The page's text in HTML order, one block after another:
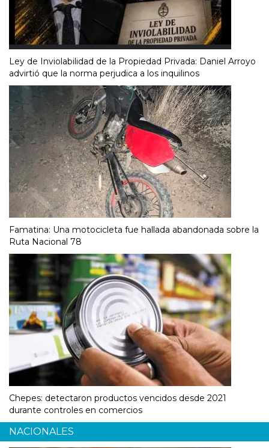
Ley de Inviolabilidad de la Propiedad Privada: Daniel Arroyo
advirtió que la norma perjudica a los inquilinos
Famatina: Una motocicleta fue hallada abandonada sobre la
Ruta Nacional 78
Chepes: detectaron productos vencidos desde 2021
durante controles en comercios
NACIONALES